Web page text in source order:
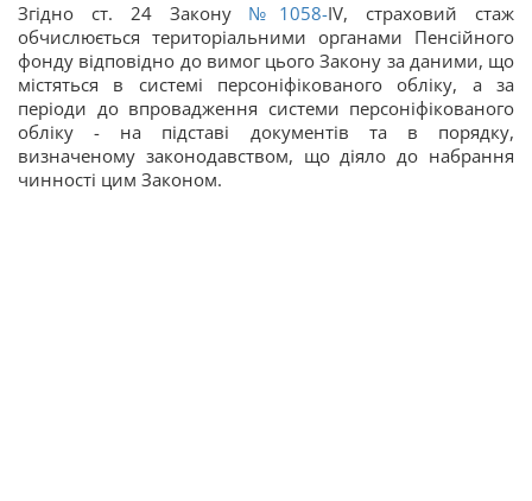
Згідно ст. 24 Закону №1058-IV, страховий стаж
обчислюється територіальними органами Пенсійного
фонду відповідно до вимог цього Закону за даними, що
містяться в системі персоніфікованого обліку, а за
періоди до впровадження системи персоніфікованого
обліку - на підставі документів та в порядку,
визначеному законодавством, що діяло до набрання
чинності цим Законом.